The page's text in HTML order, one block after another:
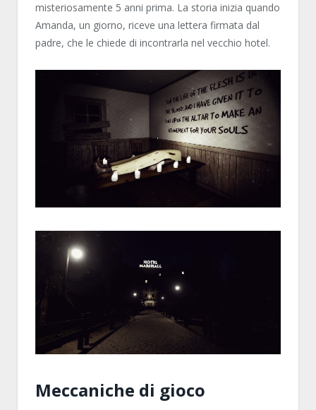
misteriosamente 5 anni prima. La storia inizia quando
Amanda, un giorno, riceve una lettera firmata dal
padre, che le chiede di incontrarla nel vecchio hotel.
Meccaniche di gioco